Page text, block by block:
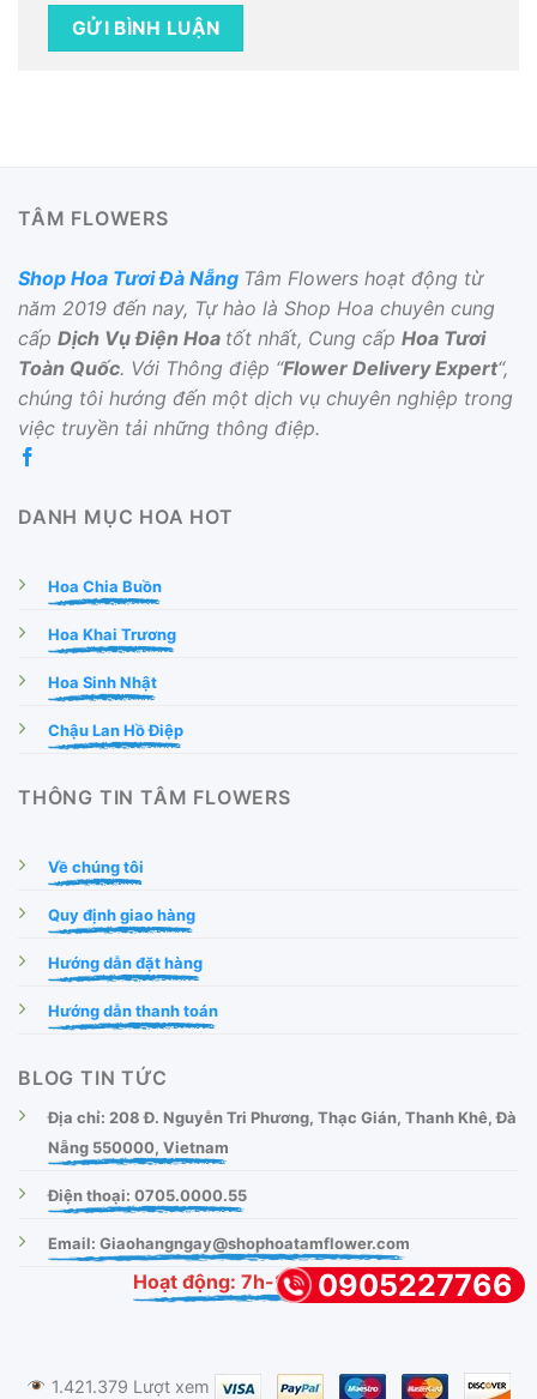
TÂM FLOWERS
Shop Hoa Tươi Đà Nẵng Tâm Flowers hoạt động từ
năm 2019 đến nay, Tự hào là Shop Hoa chuyên cung
cấp Dịch Vụ Điện Hoa tốt nhất, Cung cấp Hoa Tươi
Toàn Quốc. Với Thông điệp “Flower Delivery Expert“,
chúng tôi hướng đến một dịch vụ chuyên nghiệp trong
việc truyền tải những thông điệp.
DANH MỤC HOA HOT
Hoa Chia Buồn
Hoa Khai Trương
Hoa Sinh Nhật
Chậu Lan Hồ Điệp
THÔNG TIN TÂM FLOWERS
Về chúng tôi
Quy định giao hàng
Hướng dẫn đặt hàng
Hướng dẫn thanh toán
BLOG TIN TỨC
Địa chỉ: 208 Đ. Nguyễn Tri Phương, Thạc Gián, Thanh Khê, Đà
Nẵng 550000, Vietnam
Điện thoại: 0705.0000.55
Email: Giaohangngay@shophoatamflower.com
Hoạt động: 7h-22h (T2 - CN)
1.421.379 Lượt xem
0905227766